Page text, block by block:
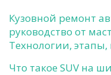
Кузовной ремонт
руководство от
Технологии, этапы,
Что такое SUV на